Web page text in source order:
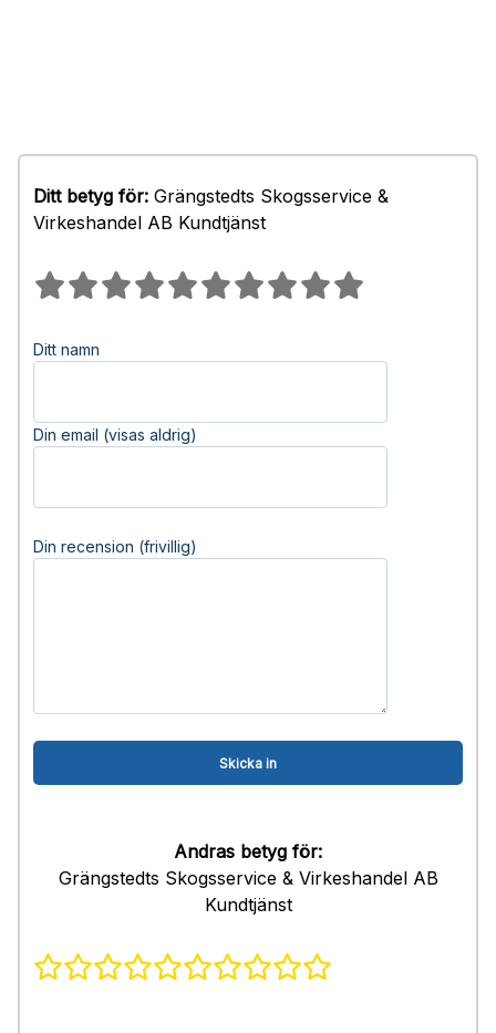
Ditt betyg för: Grängstedts Skogsservice &
Virkeshandel AB Kundtjänst
Ditt namn
Din email (visas aldrig)
Din recension (frivillig)
Andras betyg för:
Grängstedts Skogsservice & Virkeshandel AB
Kundtjänst